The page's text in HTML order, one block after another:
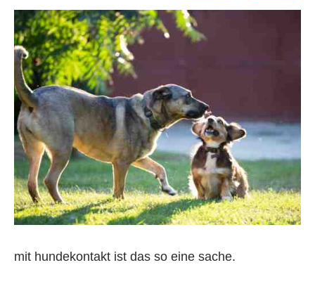
mit hundekontakt ist das so eine sache.